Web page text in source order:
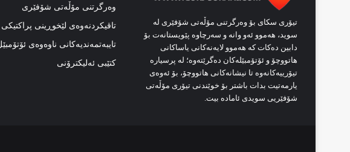
تیۆری سکای بۆ وەرگرتنی مۆڵەتی شۆفێری لە
سوید، هەموو ئەو وانە و سەرچاوە پێویستانەت بۆ
دابین دەکات کە هەموو لایەنەکانی یاساکانی
هاتووچۆ و ئۆتۆمبێلەکان دەگرێتەوە؛ لە پرسیارە
تیۆرییەکانەوە تا نیشانەکانی هاتووچۆ، بۆ ئەوەی
یارمەتیت بدات باشتر بۆ خوێندنی تیۆری مۆڵەتی
شۆفێریی سویدی ئامادە بیت.
وەرگرتنی مۆڵەتی شۆفێری
تاقیکردنەوەی لێخوڕینی پراکتیکی
تایبەتمەندیەکانی ناوەوەی
کتێبی ئەلیکترۆنی